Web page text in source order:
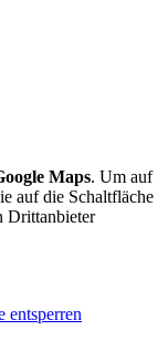
Maps. Um auf
auf die Schaltfläche
Drittanbieter
entsperren